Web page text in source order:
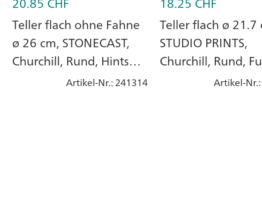
Teller flach ohne Fahne
ø 26 cm, STONECAST,
Churchill, Rund, Hints
Indigo Blue, Porzellan
Artikel-Nr.: 241314
Teller flach ø 21.7
STUDIO PRINTS,
Churchill, Rund,
Aquamarine,Artikel-Nr.